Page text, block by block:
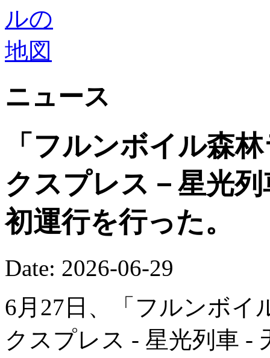
ニュース
「フルンボイル森
クスプレス－星光
初運行を行った。
Date: 2026-06-29
6月27日、「フルンボイ
クスプレス - 星光列車 -